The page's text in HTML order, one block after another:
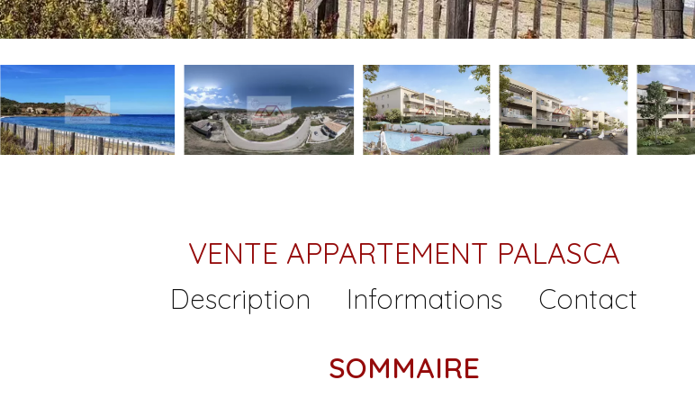
VENTE APPARTEMENT PALASCA
Description Informations Contact
SOMMAIRE